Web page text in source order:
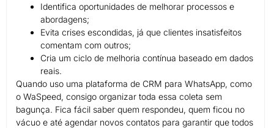
Identifica oportunidades de melhorar processos e
abordagens;
Evita crises escondidas, já que clientes insatisfeitos
comentam com outros;
Cria um ciclo de melhoria contínua baseado em dados
reais.
Quando uso uma plataforma de CRM para WhatsApp, como
o WaSpeed, consigo organizar toda essa coleta sem
bagunça. Fica fácil saber quem respondeu, quem ficou no
vácuo e até agendar novos contatos para garantir que todos